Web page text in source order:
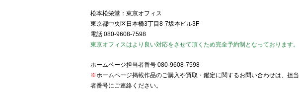
松本松栄堂：東京オフィス
東京都中央区日本橋3丁目8-7坂本ビル3F
電話 080-9608-7598
東京オフィスはより良い対応をさせて頂くため完全予約制となっております。
ホームページ担当者番号 080-9608-7598
※ホームページ掲載作品のご購入や買取・鑑定に関するお問い合わせは、担当
者番号にご連絡ください。